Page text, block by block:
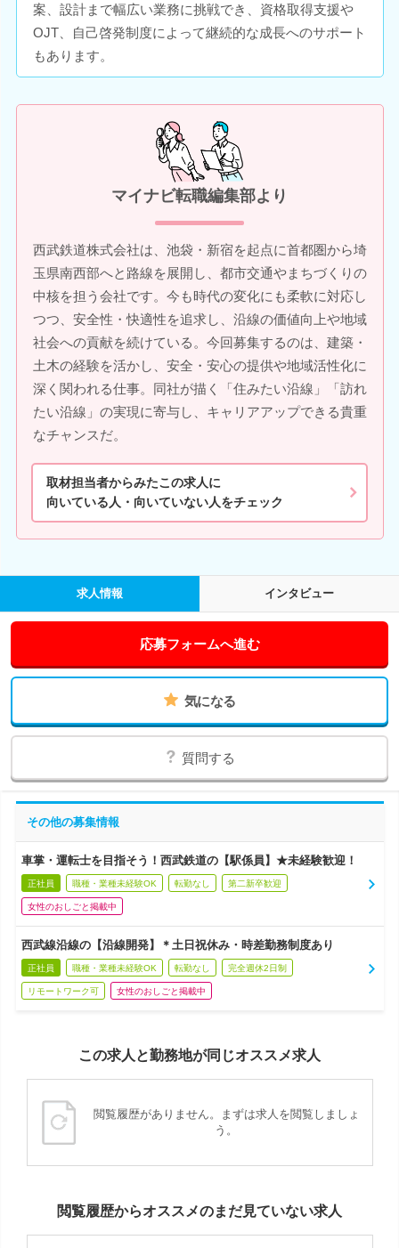
案、設計まで幅広い業務に挑戦でき、資格取得支援や
OJT、自己啓発制度によって継続的な成長へのサポート
もあります。
マイナビ転職編集部より
西武鉄道株式会社は、池袋・新宿を起点に首都圏から埼
玉県南西部へと路線を展開し、都市交通やまちづくりの
中核を担う会社です。今も時代の変化にも柔軟に対応し
つつ、安全性・快適性を追求し、沿線の価値向上や地域
社会への貢献を続けている。今回募集するのは、建築・
土木の経験を活かし、安全・安心の提供や地域活性化に
深く関われる仕事。同社が描く「住みたい沿線」「訪れ
たい沿線」の実現に寄与し、キャリアアップできる貴重
なチャンスだ。
取材担当者からみたこの求人に
向いている人・向いていない人をチェック
求人情報 インタビュー
応募フォームへ進む
気になる
質問する
その他の募集情報
車掌・運転士を目指そう！西武鉄道の【駅係員】★未経験歓迎！
正社員 職種・業種未経験OK 転勤なし 第二新卒歓迎
女性のおしごと掲載中
西武線沿線の【沿線開発】＊土日祝休み・時差勤務制度あり
正社員 職種・業種未経験OK 転勤なし 完全週休2日制
リモートワーク可 女性のおしごと掲載中
この求人と勤務地が同じオススメ求人
閲覧履歴がありません。まずは求人を閲覧しましょ
う。
閲覧履歴からオススメのまだ見ていない求人